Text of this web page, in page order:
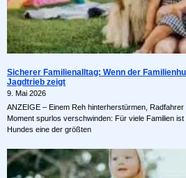
Sicherer Familienalltag: Wenn der
Jagdtrieb zeigt
9. Mai 2026
ANZEIGE – Einem Reh hinterherstürmen,
Moment spurlos verschwinden: Für viele Familien
Hundes eine der größten